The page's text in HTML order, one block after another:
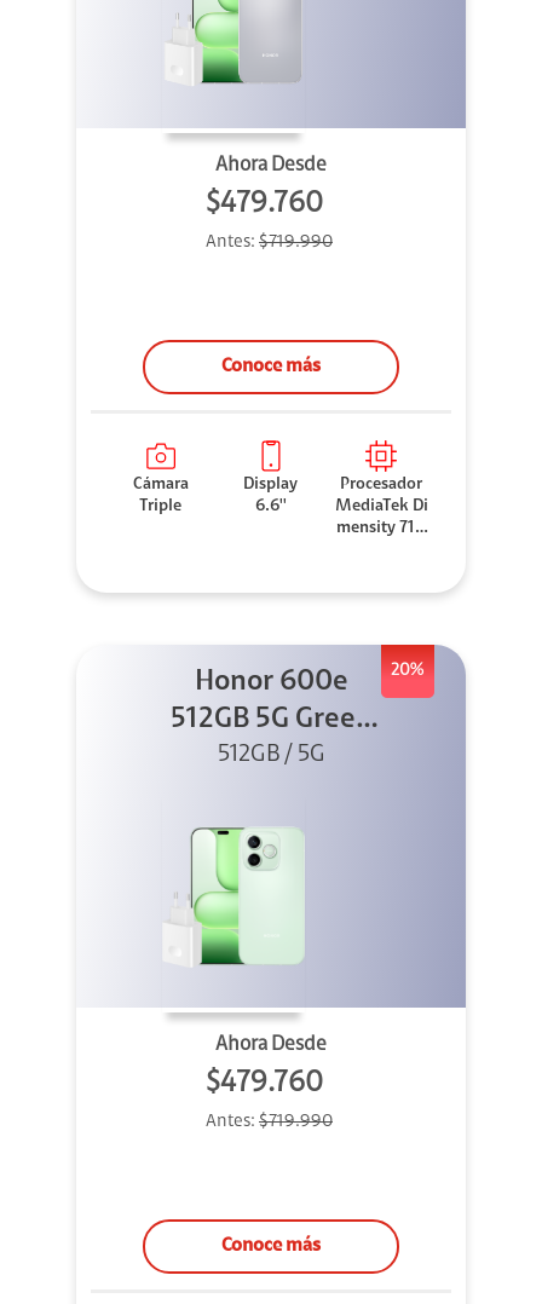
Ahora Desde
$479.760
Antes: $719.990
Conoce más
Cámara
Triple
Display
6.6''
Procesador
MediaTek Di
mensity 710
20%
Honor 600e
512GB 5G Green
+ 45W
512GB / 5G
Ahora Desde
$479.760
Antes: $719.990
Conoce más